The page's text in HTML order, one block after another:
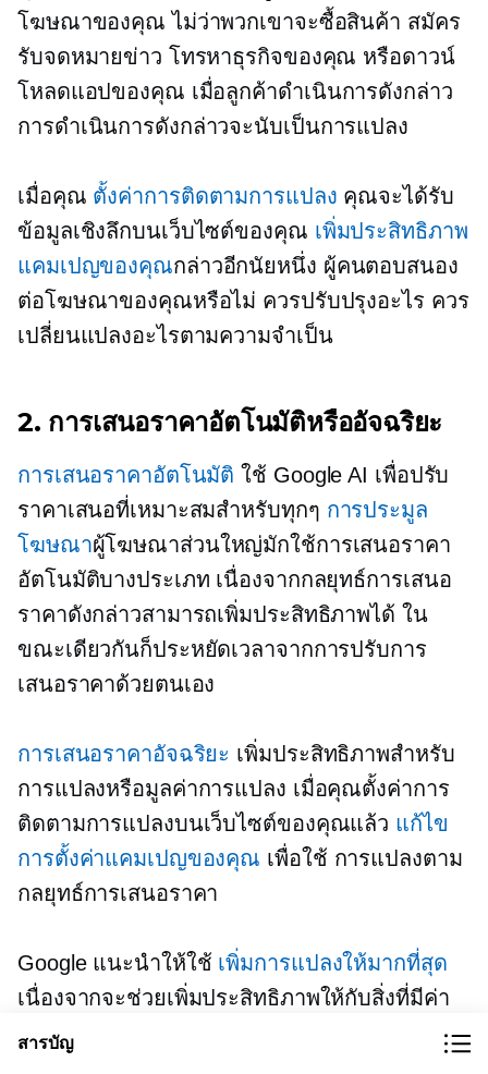
โฆษณาของคุณ ไม่ว่าพวกเขาจะซื้อสินค้า สมัคร
รับจดหมายข่าว โทรหาธุรกิจของคุณ หรือดาวน์
โหลดแอปของคุณ เมื่อลูกค้าดำเนินการดังกล่าว
การดำเนินการดังกล่าวจะนับเป็นการแปลง
เมื่อคุณ ตั้งค่าการติดตามการแปลง คุณจะได้รับ
ข้อมูลเชิงลึกบนเว็บไซต์ของคุณ เพิ่มประสิทธิภาพ
แคมเปญของคุณกล่าวอีกนัยหนึ่ง ผู้คนตอบสนอง
ต่อโฆษณาของคุณหรือไม่ ควรปรับปรุงอะไร ควร
เปลี่ยนแปลงอะไรตามความจำเป็น
2. การเสนอราคาอัตโนมัติหรืออัจฉริยะ
การเสนอราคาอัตโนมัติ ใช้ Google AI เพื่อปรับ
ราคาเสนอที่เหมาะสมสำหรับทุกๆ การประมูล
โฆษณาผู้โฆษณาส่วนใหญ่มักใช้การเสนอราคา
อัตโนมัติบางประเภท เนื่องจากกลยุทธ์การเสนอ
ราคาดังกล่าวสามารถเพิ่มประสิทธิภาพได้ ใน
ขณะเดียวกันก็ประหยัดเวลาจากการปรับการ
เสนอราคาด้วยตนเอง
การเสนอราคาอัจฉริยะ เพิ่มประสิทธิภาพสำหรับ
การแปลงหรือมูลค่าการแปลง เมื่อคุณตั้งค่าการ
ติดตามการแปลงบนเว็บไซต์ของคุณแล้ว แก้ไข
การตั้งค่าแคมเปญของคุณ เพื่อใช้ การแปลงตาม
กลยุทธ์การเสนอราคา
Google แนะนำให้ใช้ เพิ่มการแปลงให้มากที่สุด
เนื่องจากจะช่วยเพิ่มประสิทธิภาพให้กับสิ่งที่มีค่า
ต่อธุรกิจของคุณ ในขณะที่ลดเวลาที่คุณต้องใช้
สารบัญ